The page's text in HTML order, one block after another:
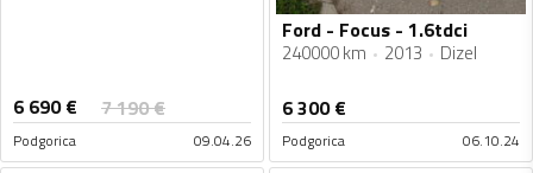
6 690€ 7 190€
Podgorica 09.04.26
Ford - Focus - 1.6tdci
240000 km 2013 Dizel
6 300€
Podgorica 06.10.24